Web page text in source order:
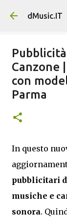
dMusic.IT
Canzone
con
Parma
In questo
pubblicitari
musiche e
sonora.